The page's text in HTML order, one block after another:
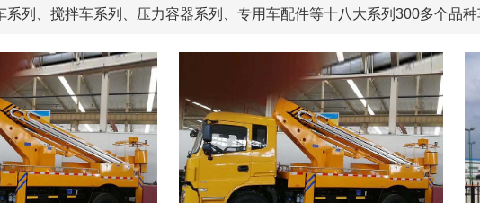
系列、搅拌车系列、压力容器系列、专用车配件等十八大系列300多个品种